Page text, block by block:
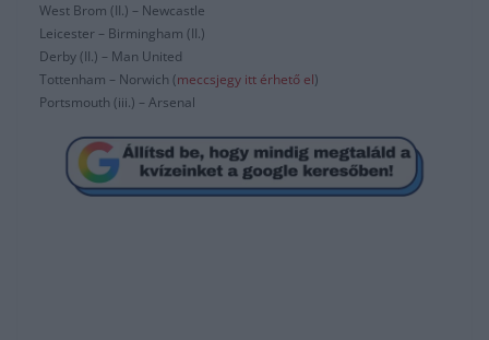
West Brom (II.) – Newcastle
Leicester – Birmingham (II.)
Derby (II.) – Man United
Tottenham – Norwich (meccsjegy itt érhető el)
Portsmouth (iii.) – Arsenal